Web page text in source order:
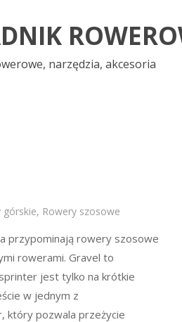
narzędzia, akcesoria
górskie, Rowery szosowe
przypominają rowery szosowe
rowerami. Gravel to
jest tylko na krótkie
w jednym z
który pozwala przeżycie